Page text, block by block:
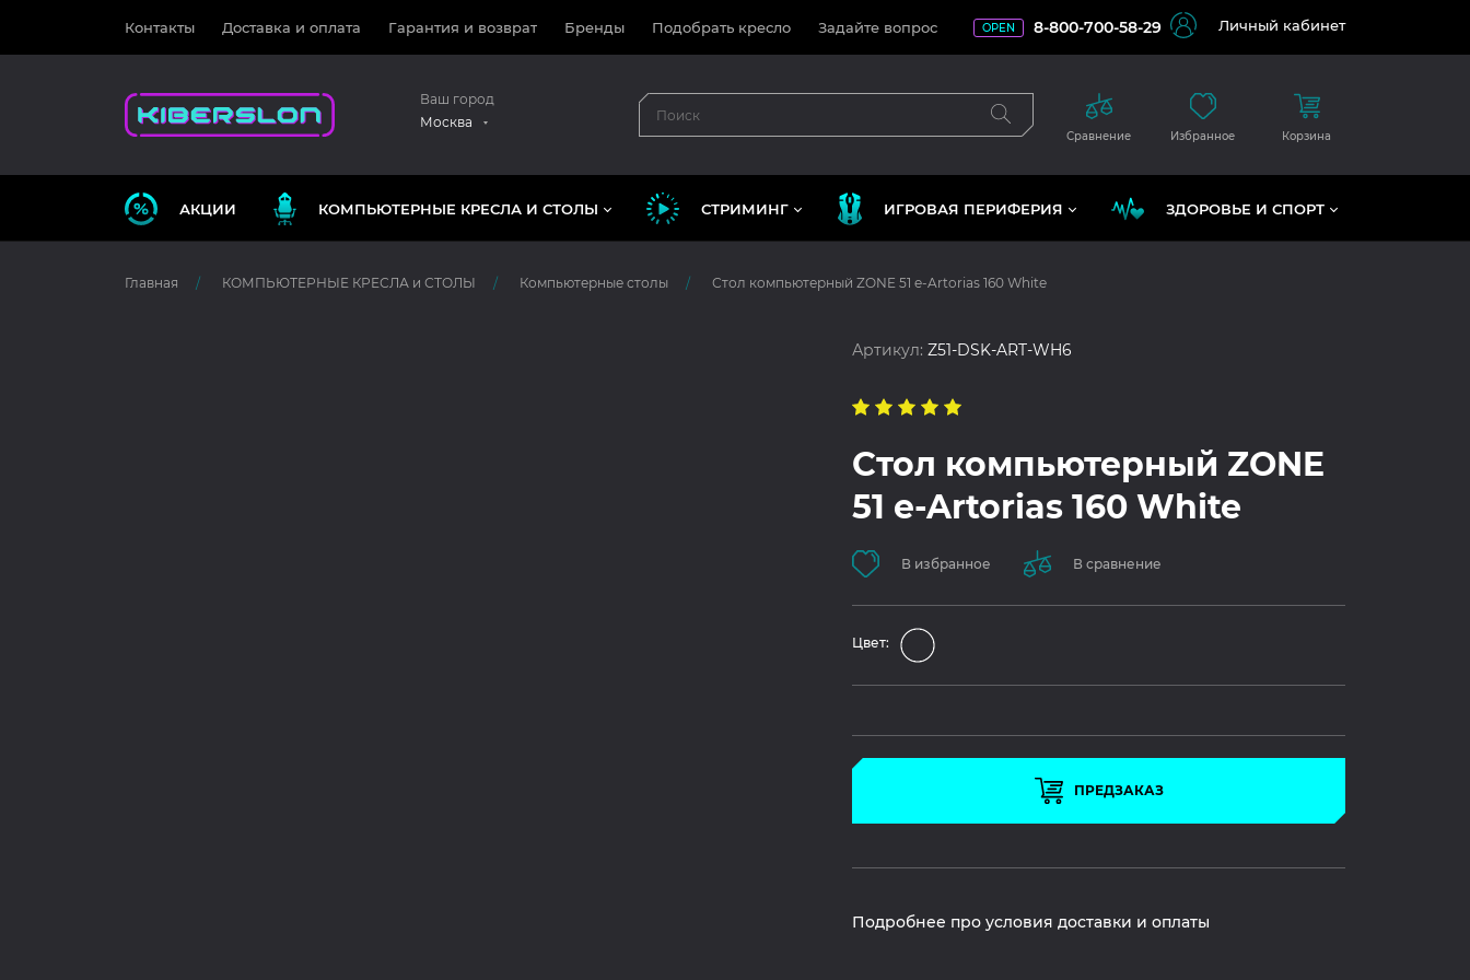
Контакты Доставка и оплата Гарантия и возврат Бренды Подобрать кресло Задайте вопрос OPEN 8-800-700-58-29 Личный кабинет
Ваш город
Москва
Сравнение Избранное Корзина
АКЦИИ КОМПЬЮТЕРНЫЕ КРЕСЛА И СТОЛЫ СТРИМИНГ ИГРОВАЯ ПЕРИФЕРИЯ ЗДОРОВЬЕ И СПОРТ
Главная КОМПЬЮТЕРНЫЕ КРЕСЛА и СТОЛЫ Компьютерные столы Стол компьютерный ZONE 51 e-Artorias 160 White
Артикул:Z51-DSK-ART-WH6
Стол компьютерный ZONE
51 e-Artorias 160 White
В избранное В сравнение
Цвет:
ПРЕДЗАКАЗ
Подробнее про условия доставки и оплаты